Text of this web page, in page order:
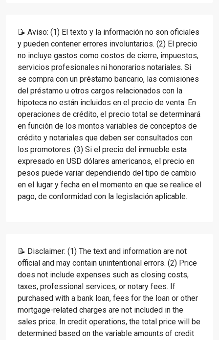
📝 Aviso: (1) El texto y la información no son oficiales
y pueden contener errores involuntarios. (2) El precio
no incluye gastos como costos de cierre, impuestos,
servicios profesionales ni honorarios notariales. Si
se compra con un préstamo bancario, las comisiones
del préstamo u otros cargos relacionados con la
hipoteca no están incluidos en el precio de venta. En
operaciones de crédito, el precio total se determinará
en función de los montos variables de conceptos de
crédito y notariales que deben ser consultados con
los promotores. (3) Si el precio del inmueble esta
expresado en USD dólares americanos, el precio en
pesos puede variar dependiendo del tipo de cambio
en el lugar y fecha en el momento en que se realice el
pago, de conformidad con la legislación aplicable.
📝 Disclaimer: (1) The text and information are not
official and may contain unintentional errors. (2) Price
does not include expenses such as closing costs,
taxes, professional services, or notary fees. If
purchased with a bank loan, fees for the loan or other
mortgage-related charges are not included in the
sales price. In credit operations, the total price will be
determined based on the variable amounts of credit